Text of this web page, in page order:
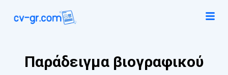
Παράδειγμα βιογραφικού